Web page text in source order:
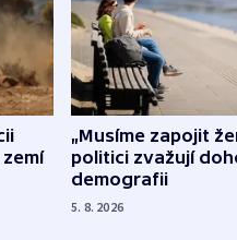
„Musíme zapojit
politici zvažují
demografii
5. 8. 2026